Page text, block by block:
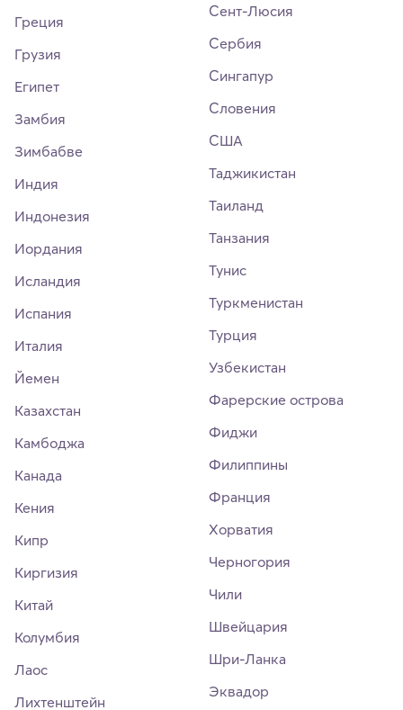
Греция
Грузия
Египет
Замбия
Зимбабве
Индия
Индонезия
Иордания
Исландия
Испания
Италия
Йемен
Казахстан
Камбоджа
Канада
Кения
Кипр
Киргизия
Китай
Колумбия
Лаос
Лихтенштейн
Сент-Люсия
Сербия
Сингапур
Словения
США
Таджикистан
Таиланд
Танзания
Тунис
Туркменистан
Турция
Узбекистан
Фарерские острова
Фиджи
Филиппины
Франция
Хорватия
Черногория
Чили
Швейцария
Шри-Ланка
Эквадор